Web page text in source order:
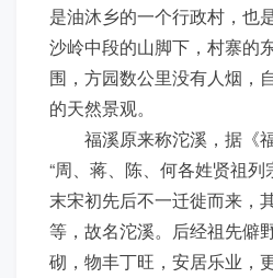
是油沐乡的一个行政村，也
沙岭中段的山脚下，村寨的
围，方园数公里没有人烟，
的天然景观。
福溪原来称沱溪，据《福
“周、蒋、陈、何各姓贤祖
末宋初先后不一迁徙而来，
等，故名沱溪。后经祖先僻
砌，物丰丁旺，安居乐业，